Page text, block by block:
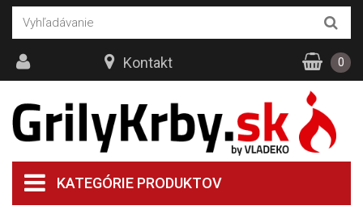
KATEGÓRIE PRODUKTOV
Kontakt 0